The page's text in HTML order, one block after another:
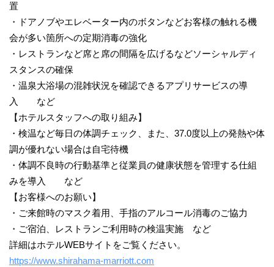
置
・ドアノブやエレベーター内のボタンなどお客様の触れる機
会が多い箇所への定期消毒の強化
・レストランなど席と席の間隔を広げるなどソーシャルディ
スタンスの確保
・温泉大浴場の混雑状況を確認できるアプリサービスの導
入 など
【ホテルスタッフへの取り組み】
・検温など毎日の体調チェック、また、37.0度以上の発熱や体
調が優れない場合は自宅待機
・体調不良時の行動基準と従業員の健康状態を管理する仕組
みを導入 など
【お客様へのお願い】
・ご来館時のマスク着用、手指のアルコール消毒のご協力
・ご宿泊、レストランご利用時の検温実施 など
詳細はホテルWEBサイトをご覧ください。
https://www.shirahama-marriott.com